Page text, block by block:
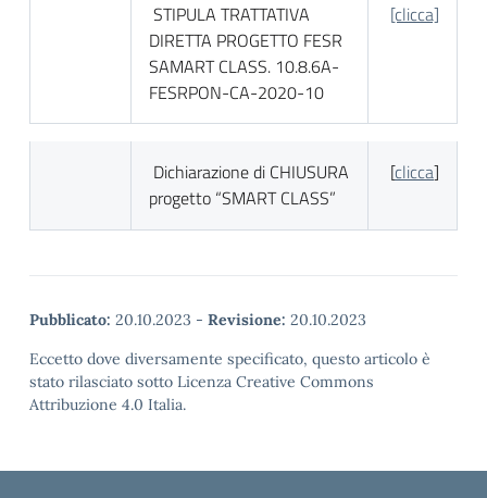
STIPULA TRATTATIVA
DIRETTA PROGETTO FESR
SAMART CLASS. 10.8.6A-
FESRPON-CA-2020-10
[clicca]
Dichiarazione di CHIUSURA
progetto “SMART CLASS”
[clicca]
Pubblicato: 20.10.2023 - Revisione: 20.10.2023
Eccetto dove diversamente specificato, questo articolo è
stato rilasciato sotto Licenza Creative Commons
Attribuzione 4.0 Italia.